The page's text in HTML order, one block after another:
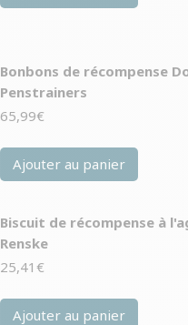
20,99€.20,99€.
Bonbons de récompense
Penstrainers
65,99€
Ajouter au panier
Biscuit de récompense à
Renske
25,41 €
Ajouter au panier